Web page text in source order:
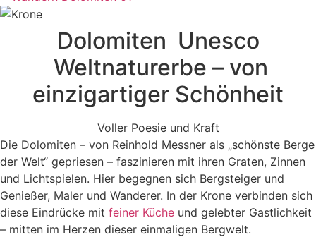
Dolomiten Unesco
Weltnaturerbe – von
einzigartiger Schönheit
Voller Poesie und Kraft
Die Dolomiten – von Reinhold Messner als „schönste Berge
der Welt“ gepriesen – faszinieren mit ihren Graten, Zinnen
und Lichtspielen. Hier begegnen sich Bergsteiger und
Genießer, Maler und Wanderer. In der Krone verbinden sich
diese Eindrücke mit feiner Küche und gelebter Gastlichkeit
– mitten im Herzen dieser einmaligen Bergwelt.